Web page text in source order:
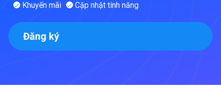
Khuyến mãi Cập nhật tính năng
Đăng ký